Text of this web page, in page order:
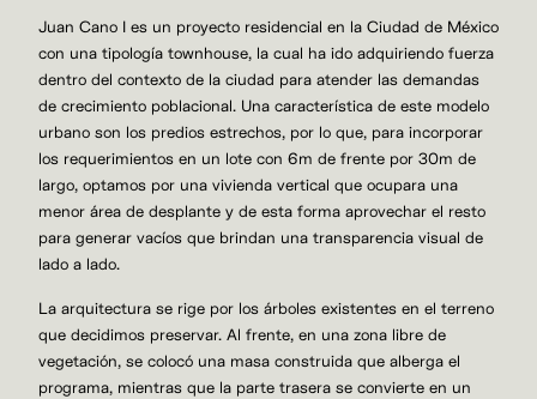
Juan Cano I es un proyecto residencial en la Ciudad de México
con una tipología townhouse, la cual ha ido adquiriendo fuerza
dentro del contexto de la ciudad para atender las demandas
de crecimiento poblacional. Una característica de este modelo
urbano son los predios estrechos, por lo que, para incorporar
los requerimientos en un lote con 6m de frente por 30m de
largo, optamos por una vivienda vertical que ocupara una
menor área de desplante y de esta forma aprovechar el resto
para generar vacíos que brindan una transparencia visual de
lado a lado.
La arquitectura se rige por los árboles existentes en el terreno
que decidimos preservar. Al frente, en una zona libre de
vegetación, se colocó una masa construida que alberga el
programa, mientras que la parte trasera se convierte en un